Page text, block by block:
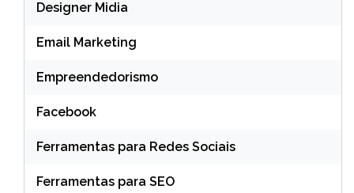
Designer Midia
Email Marketing
Empreendedorismo
Facebook
Ferramentas para Redes Sociais
Ferramentas para SEO